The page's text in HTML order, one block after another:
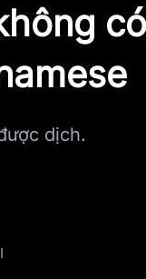
có
dịch.